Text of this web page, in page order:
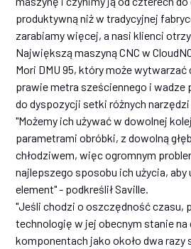
produktywną niż w tradycyjnej
zarabiamy więcej, a nasi klienci
Największą maszyną CNC w
Mori DMU 95, który może
prawie metra sześciennego i wadze
do dyspozycji setki różnych narzędzi
"Możemy ich używać w dowolnej
parametrami obróbki, z dowolną
chłodziwem, więc ogromnym
najlepszego sposobu ich użycia,
element" - podkreślił Saville.
"Jeśli chodzi o oszczędność czasu,
technologię w jej obecnym stanie na
komponentach jako około dwa razy